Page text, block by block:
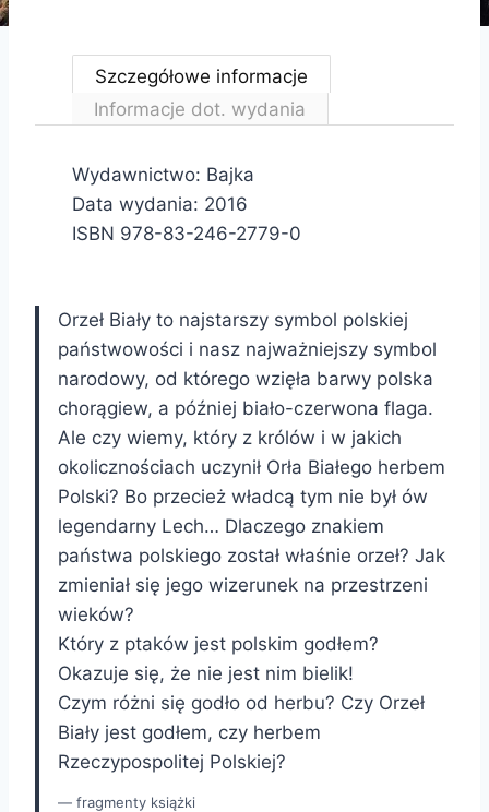
Szczegółowe informacje
Informacje dot. wydania
Wydawnictwo: Bajka
Data wydania: 2016
ISBN 978-83-246-2779-0
Orzeł Biały to najstarszy symbol polskiej
państwowości i nasz najważniejszy symbol
narodowy, od którego wzięła barwy polska
chorągiew, a później biało-czerwona flaga.
Ale czy wiemy, który z królów i w jakich
okolicznościach uczynił Orła Białego herbem
Polski? Bo przecież władcą tym nie był ów
legendarny Lech… Dlaczego znakiem
państwa polskiego został właśnie orzeł? Jak
zmieniał się jego wizerunek na przestrzeni
wieków?
Który z ptaków jest polskim godłem?
Okazuje się, że nie jest nim bielik!
Czym różni się godło od herbu? Czy Orzeł
Biały jest godłem, czy herbem
Rzeczypospolitej Polskiej?
fragmenty książki